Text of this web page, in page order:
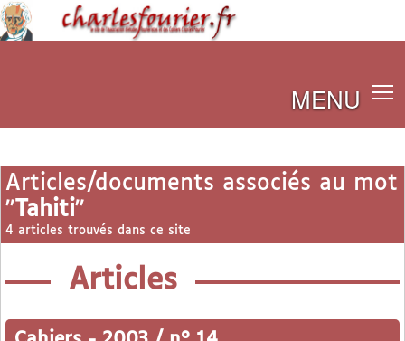
MENU
Articles/documents associés au mot
" Tahiti"
4 articles trouvés dans ce site
Articles